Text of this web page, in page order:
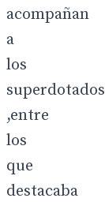
acompañan
a
los
superdotados
,entre
los
que
destacaba